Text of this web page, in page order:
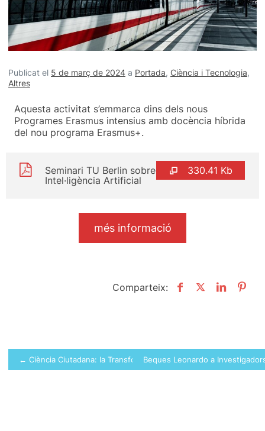
Publicat el 5 de març de 2024 a Portada, Ciència i Tecnologia,
Altres
Aquesta activitat s’emmarca dins dels nous
Programes Erasmus intensius amb docència híbrida
del nou programa Erasmus+.
330.41 Kb
Seminari TU Berlin sobre
Intel·ligència Artificial
més informació
Comparteix:
Navegació
d'entrades
← Ciència Ciutadana: la Transformació Científica a través de la
Beques Leonardo a